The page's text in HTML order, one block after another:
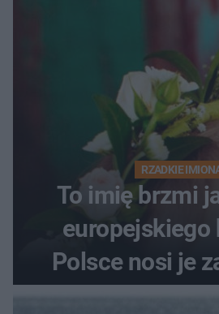
RZADKIE
To imię brzmi
europejskiego
Polsce nosi je